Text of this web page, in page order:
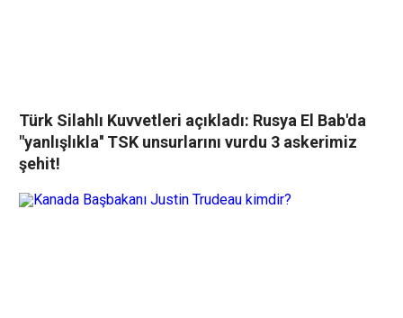
Türk Silahlı Kuvvetleri açıkladı: Rusya El Bab'da
"yanlışlıkla'' TSK unsurlarını vurdu 3 askerimiz
şehit!